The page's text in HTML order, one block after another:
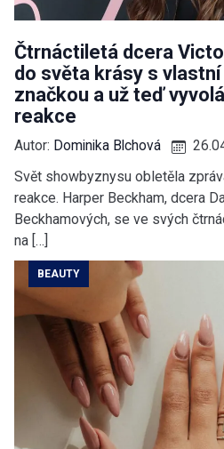
Čtrnáctiletá dcera
do světa krásy s
značkou a už teď
reakce
Autor: Dominika Blchová
Svět showbyznysu obletěla
reakce. Harper Beckham, dcera
Beckhamových, se ve svých
na […]
BEAUTY